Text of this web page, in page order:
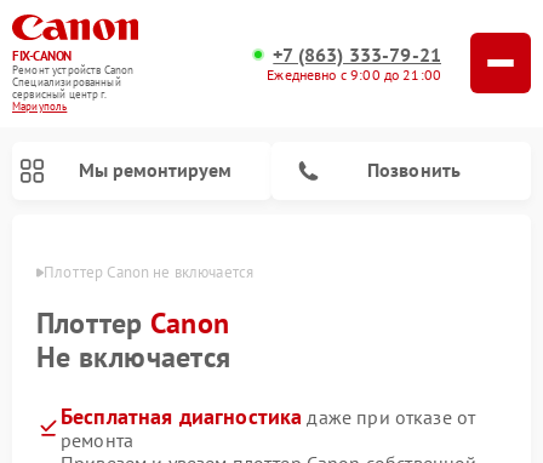
FIX-CANON
Ремонт устройств Canon
Специализированный
cервисный центр г.
Мариуполь
+7 (863) 333-79-21
Ежедневно с 9:00 до 21:00
Мы ремонтируем Позвонить
Плоттер Canon не включается
Плоттер Canon
Не включается
Бесплатная диагностика даже при отказе от
ремонта